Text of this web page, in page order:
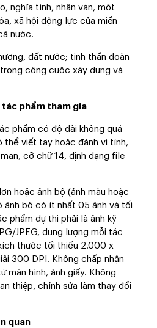
nghĩa tình, nhân văn, một
xã hội động lực của miền
nước.
đất nước; tinh thần đoàn
trong công cuộc xây dựng và
tác phẩm tham gia
phẩm có độ dài không quá
thể viết tay hoặc đánh vi tính,
cỡ chữ 14, định dạng file
hoặc ảnh bộ (ảnh màu hoặc
ảnh bộ có ít nhất 05 ảnh và tối
phẩm dự thi phải là ảnh kỹ
JPEG, dung lượng mỗi tác
thước tối thiểu 2.000 x
300 DPI. Không chấp nhận
màn hình, ảnh giấy. Không
thiệp, chỉnh sửa làm thay đổi
quan